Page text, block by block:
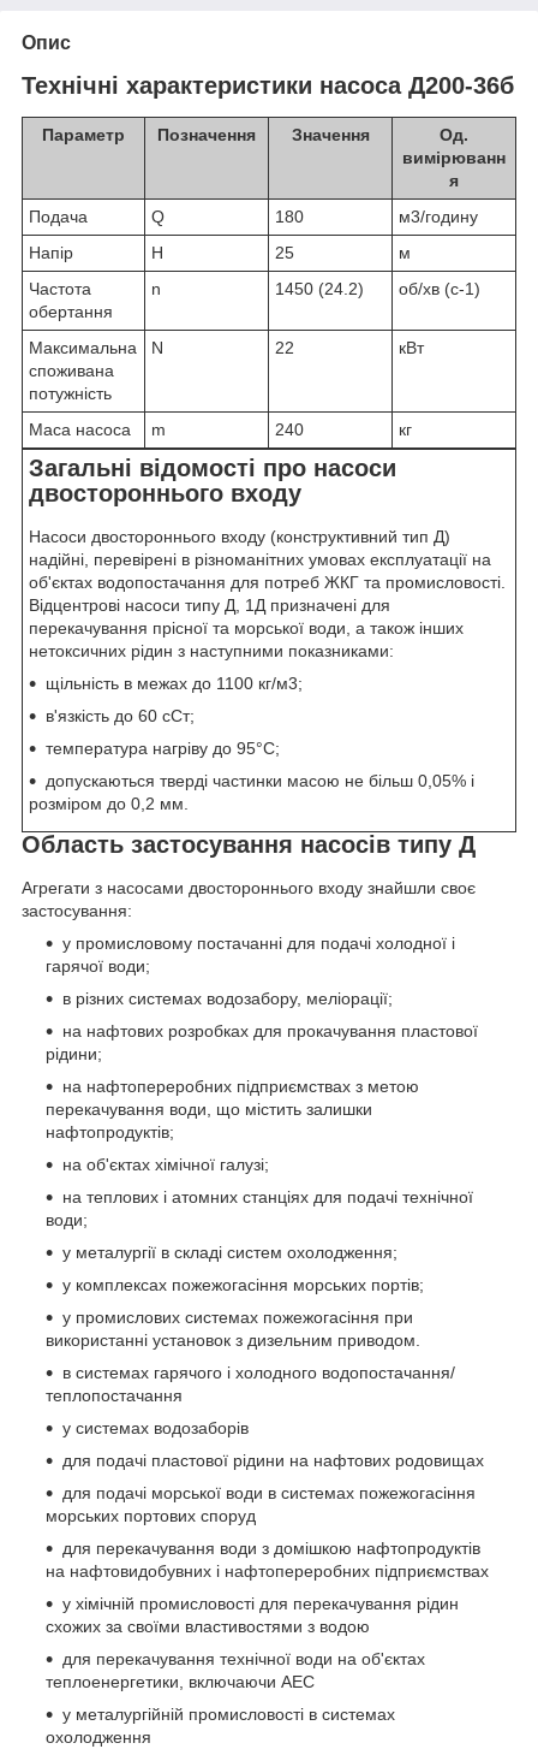
Опис
Технічні характеристики насоса Д200-36б
Параметр Позначення Значення
Од.
вимірюванн
я
Подача
Q 180
м3/годину
Напір
H 25
м
Частота
обертання
n 1450 (24.2) об/хв (с-1)
Максимальна
споживана
потужність
N 22 кВт
Маса насоса m 240 кг
Загальні відомості про насоси
двостороннього входу
Насоси двостороннього входу (конструктивний тип Д)
надійні, перевірені в різноманітних умовах експлуатації на
об'єктах водопостачання для потреб ЖКГ та промисловості.
Відцентрові насоси типу Д, 1Д призначені для
перекачування прісної та морської води, а також інших
нетоксичних рідин з наступними показниками:
щільність в межах до 1100 кг/м3;
в'язкість до 60 сСт;
температура нагріву до 95°С;
допускаються тверді частинки масою не більш 0,05% і
розміром до 0,2 мм.
Область застосування насосів типу Д
Агрегати з насосами двостороннього входу знайшли своє
застосування:
у промисловому постачанні для подачі холодної і
гарячої води;
в різних системах водозабору, меліорації;
на нафтових розробках для прокачування пластової
рідини;
на нафтопереробних підприємствах з метою
перекачування води, що містить залишки
нафтопродуктів;
на об'єктах хімічної галузі;
на теплових і атомних станціях для подачі технічної
води;
у металургії в складі систем охолодження;
у комплексах пожежогасіння морських портів;
у промислових системах пожежогасіння при
використанні установок з дизельним приводом.
в системах гарячого і холодного водопостачання/
теплопостачання
у системах водозаборів
для подачі пластової рідини на нафтових родовищах
для подачі морської води в системах пожежогасіння
морських портових споруд
для перекачування води з домішкою нафтопродуктів
на нафтовидобувних і нафтопереробних підприємствах
у хімічній промисловості для перекачування рідин
схожих за своїми властивостями з водою
для перекачування технічної води на об'єктах
теплоенергетики, включаючи АЕС
у металургійній промисловості в системах
охолодження